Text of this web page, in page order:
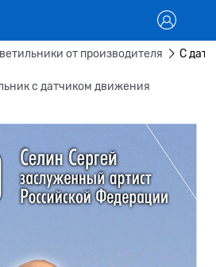
от производителя С
с датчиком движения